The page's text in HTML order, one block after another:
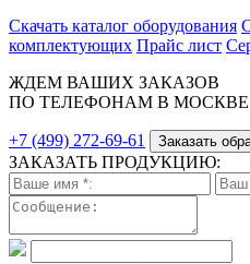
Скачать каталог оборудования
комплектующих Прайс лист
ЖДЕМ ВАШИХ ЗАКАЗОВ
ПО ТЕЛЕФОНАМ В
+7 (499) 272-69-61 Заказать
ЗАКАЗАТЬ ПРОДУКЦИЮ: